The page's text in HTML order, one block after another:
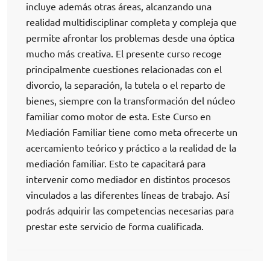
incluye además otras áreas, alcanzando una
realidad multidisciplinar completa y compleja que
permite afrontar los problemas desde una óptica
mucho más creativa. El presente curso recoge
principalmente cuestiones relacionadas con el
divorcio, la separación, la tutela o el reparto de
bienes, siempre con la transformación del núcleo
familiar como motor de esta. Este Curso en
Mediación Familiar tiene como meta ofrecerte un
acercamiento teórico y práctico a la realidad de la
mediación familiar. Esto te capacitará para
intervenir como mediador en distintos procesos
vinculados a las diferentes líneas de trabajo. Así
podrás adquirir las competencias necesarias para
prestar este servicio de forma cualificada.